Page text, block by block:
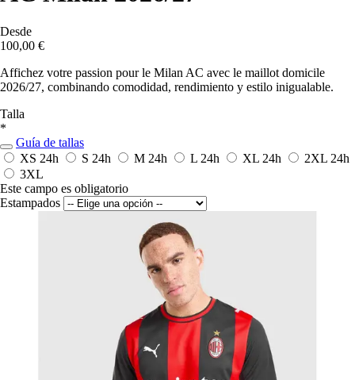
Desde
100,00 €
Affichez votre passion pour le Milan AC avec le maillot domicile
2026/27, combinando comodidad, rendimiento y estilo inigualable.
Talla
*
Guía de tallas
XS 24h S 24h M 24h L 24h XL 24h 2XL 24h
3XL
Este campo es obligatorio
Estampados